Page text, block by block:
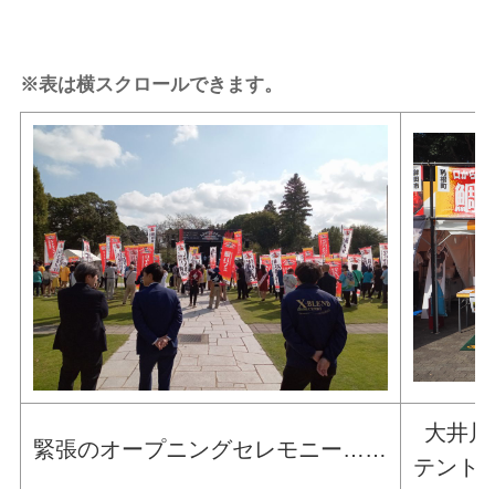
※表は横スクロールできます。
緊張のオープニングセレモニー……
大井
テント